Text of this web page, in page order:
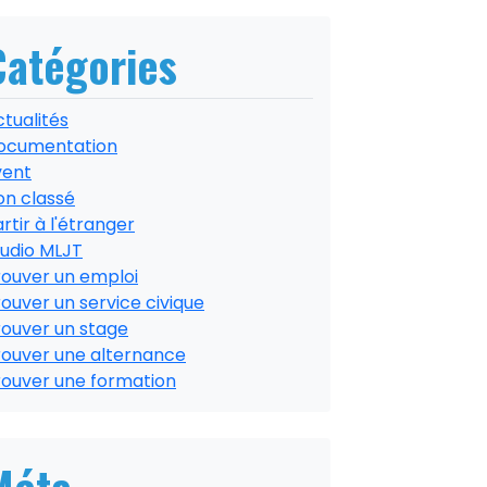
classé
à l'étranger
MLJT
un emploi
un service civique
un stage
une alternance
une formation